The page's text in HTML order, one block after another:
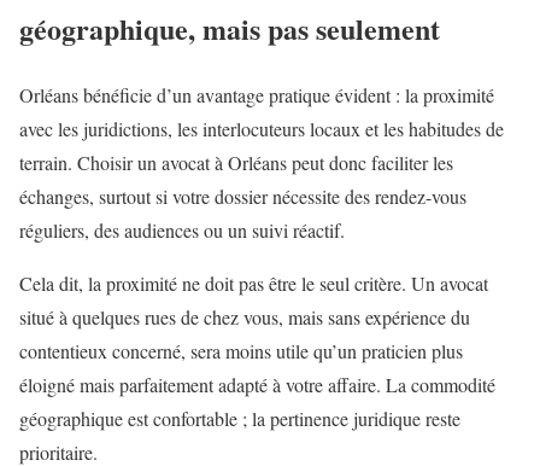
géographique, mais pas seulement
Orléans bénéficie d’un avantage pratique évident : la proximité
avec les juridictions, les interlocuteurs locaux et les habitudes de
terrain. Choisir un avocat à Orléans peut donc faciliter les
échanges, surtout si votre dossier nécessite des rendez-vous
réguliers, des audiences ou un suivi réactif.
Cela dit, la proximité ne doit pas être le seul critère. Un avocat
situé à quelques rues de chez vous, mais sans expérience du
contentieux concerné, sera moins utile qu’un praticien plus
éloigné mais parfaitement adapté à votre affaire. La commodité
géographique est confortable ; la pertinence juridique reste
prioritaire.